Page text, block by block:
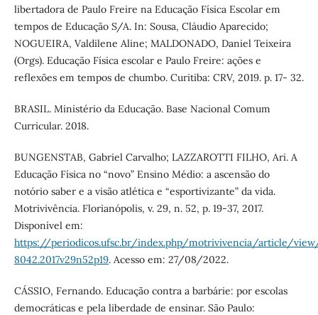
libertadora de Paulo Freire na Educação Física Escolar em
tempos de Educação S/A. In: Sousa, Cláudio Aparecido;
NOGUEIRA, Valdilene Aline; MALDONADO, Daniel Teixeira
(Orgs). Educação Física escolar e Paulo Freire: ações e
reflexões em tempos de chumbo. Curitiba: CRV, 2019. p. 17- 32.
BRASIL. Ministério da Educação. Base Nacional Comum
Curricular. 2018.
BUNGENSTAB, Gabriel Carvalho; LAZZAROTTI FILHO, Ari. A
Educação Física no “novo” Ensino Médio: a ascensão do
notório saber e a visão atlética e “esportivizante” da vida.
Motrivivência. Florianópolis, v. 29, n. 52, p. 19-37, 2017.
Disponível em:
https://periodicos.ufsc.br/index.php/motrivivencia/article/
8042.2017v29n52p19. Acesso em: 27/08/2022.
CÁSSIO, Fernando. Educação contra a barbárie: por escolas
democráticas e pela liberdade de ensinar. São Paulo: